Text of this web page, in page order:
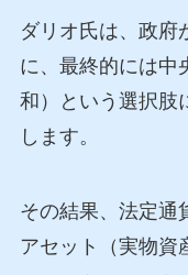
ダリオ氏は、政府
に、最終的には中
和）という選択肢
します。
その結果、法定通
アセット（実物資